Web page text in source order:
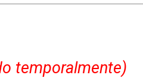
temporalmente)